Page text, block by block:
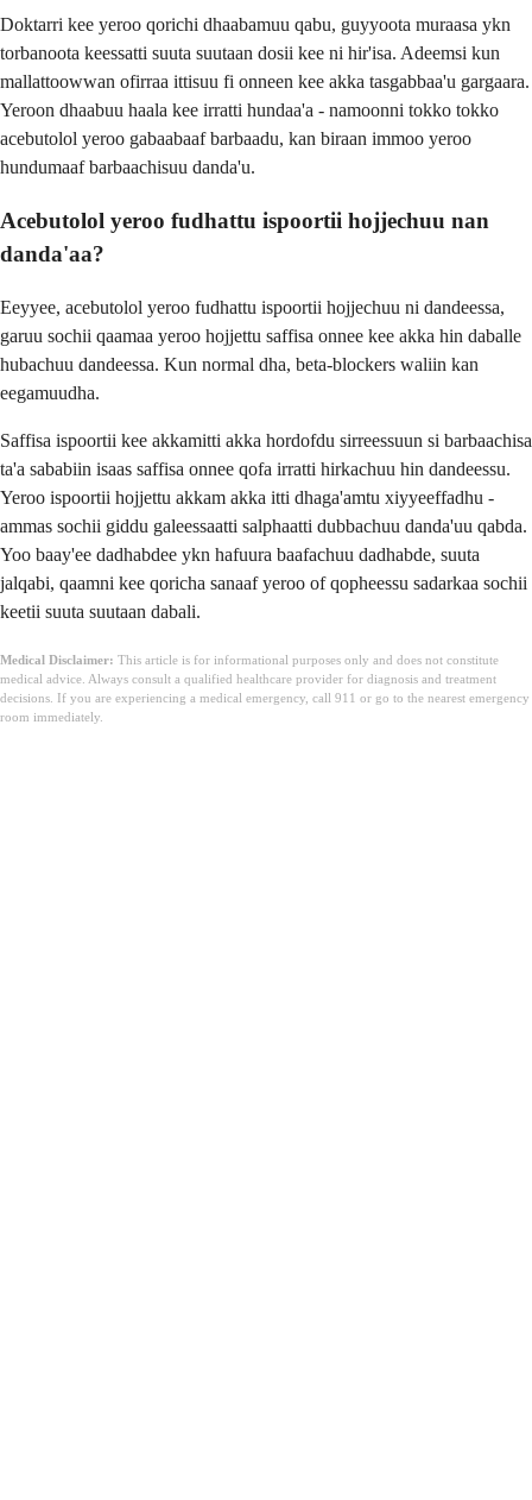
Doktarri kee yeroo qorichi dhaabamuu qabu, guyyoota muraasa ykn
torbanoota keessatti suuta suutaan dosii kee ni hir'isa. Adeemsi kun
mallattoowwan ofirraa ittisuu fi onneen kee akka tasgabbaa'u gargaara.
Yeroon dhaabuu haala kee irratti hundaa'a - namoonni tokko tokko
acebutolol yeroo gabaabaaf barbaadu, kan biraan immoo yeroo
hundumaaf barbaachisuu danda'u.
Acebutolol yeroo fudhattu ispoortii hojjechuu nan
danda'aa?
Eeyyee, acebutolol yeroo fudhattu ispoortii hojjechuu ni dandeessa,
garuu sochii qaamaa yeroo hojjettu saffisa onnee kee akka hin daballe
hubachuu dandeessa. Kun normal dha, beta-blockers waliin kan
eegamuudha.
Saffisa ispoortii kee akkamitti akka hordofdu sirreessuun si barbaachisa
ta'a sababiin isaas saffisa onnee qofa irratti hirkachuu hin dandeessu.
Yeroo ispoortii hojjettu akkam akka itti dhaga'amtu xiyyeeffadhu -
ammas sochii giddu galeessaatti salphaatti dubbachuu danda'uu qabda.
Yoo baay'ee dadhabdee ykn hafuura baafachuu dadhabde, suuta
jalqabi, qaamni kee qoricha sanaaf yeroo of qopheessu sadarkaa sochii
keetii suuta suutaan dabali.
Medical Disclaimer: This article is for informational purposes only and does not constitute
medical advice. Always consult a qualified healthcare provider for diagnosis and treatment
decisions. If you are experiencing a medical emergency, call 911 or go to the nearest emergency
room immediately.